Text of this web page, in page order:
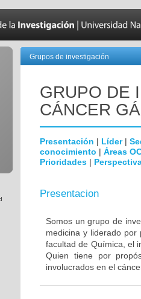
Grupos de investigación
GRUPO DE
CÁNCER
Presentación | Líder|
conocimiento | Áreas
Prioridades |
Presentacion
Somos un grupo de
medicina y liderado por
facultad de Química, el
Quien tiene por
involucrados en el